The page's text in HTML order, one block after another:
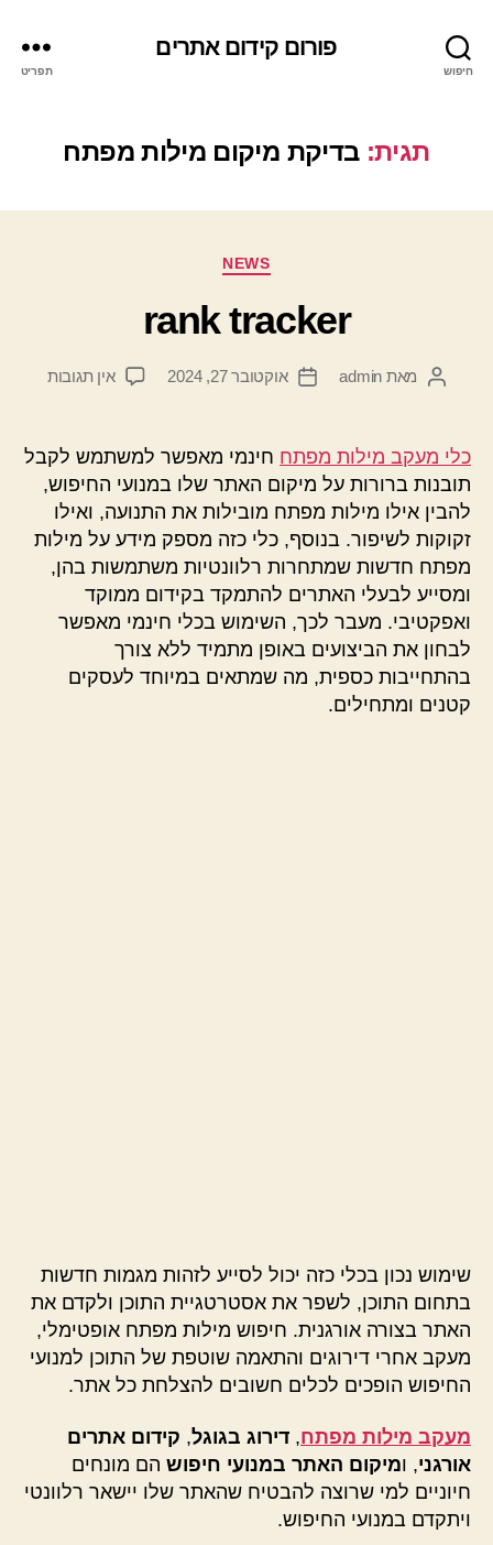
חיפוש
פורום קידום אתרים
תפריט
תגית: בדיקת מיקום מילות מפתח
קטגוריותNEWS
rank tracker
המחבר
מאת admin
תאריךאוקטובר 27, 2024 אין תגובותעל
כלי מעקב מילות מפתח חינמי מאפשר למשתמש לקבל
תובנות ברורות על מיקום האתר שלו במנועי החיפוש,
להבין אילו מילות מפתח מובילות את התנועה, ואילו
זקוקות לשיפור. בנוסף, כלי כזה מספק מידע על מילות
מפתח חדשות שמתחרות רלוונטיות משתמשות בהן,
ומסייע לבעלי האתרים להתמקד בקידום ממוקד
ואפקטיבי. מעבר לכך, השימוש בכלי חינמי מאפשר
לבחון את הביצועים באופן מתמיד ללא צורך
בהתחייבות כספית, מה שמתאים במיוחד לעסקים
קטנים ומתחילים.
שימוש נכון בכלי כזה יכול לסייע לזהות מגמות חדשות
בתחום התוכן, לשפר את אסטרטגיית התוכן ולקדם את
האתר בצורה אורגנית. חיפוש מילות מפתח אופטימלי,
מעקב אחרי דירוגים והתאמה שוטפת של התוכן למנועי
החיפוש הופכים לכלים חשובים להצלחת כל אתר.
מעקב מילות מפתח, דירוג בגוגל, קידום אתרים
אורגני, ומיקום האתר במנועי חיפוש הם מונחים
חיוניים למי שרוצה להבטיח שהאתר שלו יישאר רלוונטי
ויתקדם במנועי החיפוש.